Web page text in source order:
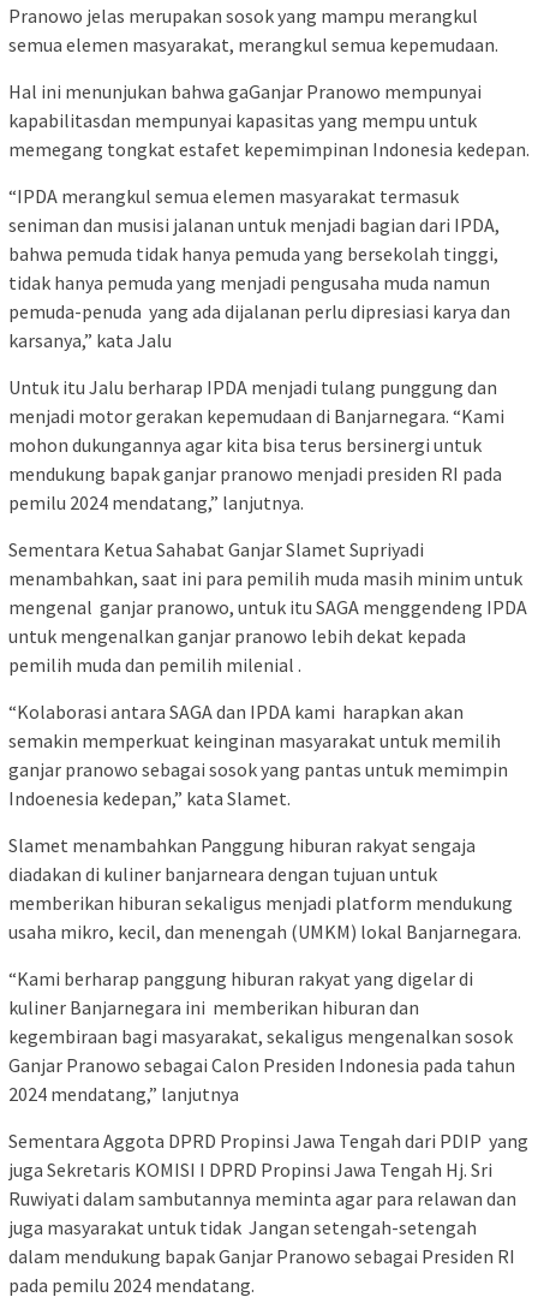
Pranowo jelas merupakan sosok yang mampu merangkul
semua elemen masyarakat, merangkul semua kepemudaan.
Hal ini menunjukan bahwa gaGanjar Pranowo mempunyai
kapabilitasdan mempunyai kapasitas yang mempu untuk
memegang tongkat estafet kepemimpinan Indonesia kedepan.
“IPDA merangkul semua elemen masyarakat termasuk
seniman dan musisi jalanan untuk menjadi bagian dari IPDA,
bahwa pemuda tidak hanya pemuda yang bersekolah tinggi,
tidak hanya pemuda yang menjadi pengusaha muda namun
pemuda-penuda yang ada dijalanan perlu dipresiasi karya dan
karsanya,” kata Jalu
Untuk itu Jalu berharap IPDA menjadi tulang punggung dan
menjadi motor gerakan kepemudaan di Banjarnegara. “Kami
mohon dukungannya agar kita bisa terus bersinergi untuk
mendukung bapak ganjar pranowo menjadi presiden RI pada
pemilu 2024 mendatang,” lanjutnya.
Sementara Ketua Sahabat Ganjar Slamet Supriyadi
menambahkan, saat ini para pemilih muda masih minim untuk
mengenal ganjar pranowo, untuk itu SAGA menggendeng IPDA
untuk mengenalkan ganjar pranowo lebih dekat kepada
pemilih muda dan pemilih milenial .
“Kolaborasi antara SAGA dan IPDA kami harapkan akan
semakin memperkuat keinginan masyarakat untuk memilih
ganjar pranowo sebagai sosok yang pantas untuk memimpin
Indoenesia kedepan,” kata Slamet.
Slamet menambahkan Panggung hiburan rakyat sengaja
diadakan di kuliner banjarneara dengan tujuan untuk
memberikan hiburan sekaligus menjadi platform mendukung
usaha mikro, kecil, dan menengah (UMKM) lokal Banjarnegara.
“Kami berharap panggung hiburan rakyat yang digelar di
kuliner Banjarnegara ini memberikan hiburan dan
kegembiraan bagi masyarakat, sekaligus mengenalkan sosok
Ganjar Pranowo sebagai Calon Presiden Indonesia pada tahun
2024 mendatang,” lanjutnya
Sementara Aggota DPRD Propinsi Jawa Tengah dari PDIP yang
juga Sekretaris KOMISI I DPRD Propinsi Jawa Tengah Hj. Sri
Ruwiyati dalam sambutannya meminta agar para relawan dan
juga masyarakat untuk tidak Jangan setengah-setengah
dalam mendukung bapak Ganjar Pranowo sebagai Presiden RI
pada pemilu 2024 mendatang.